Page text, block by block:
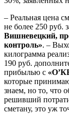
– Реальная цена
не более 250 руб.
Вишневецкий,
контроль». –
килограмма
190 руб.
прибылью с
которые
знаем, но то, что
решивший
сметану, это уж